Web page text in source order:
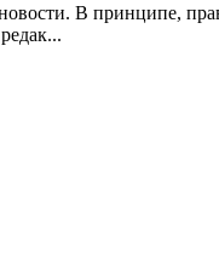
В принципе,